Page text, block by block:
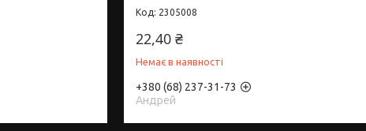
2305008
22,40 ₴
Немає в наявності
+380 (68) 237-31-73
Андрей